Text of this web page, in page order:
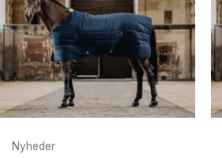
Nyheder